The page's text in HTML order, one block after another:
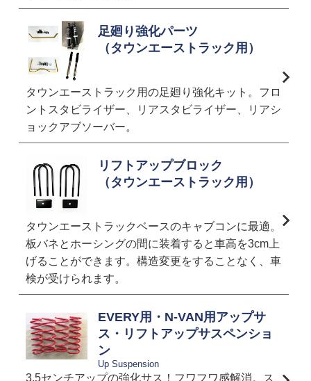
足廻り強化パーツ
（タウンエーストラック用）
タウンエーストラック用の足廻り強化キット。フロ
ントスタビライザー、リアスタビライザー、リアシ
ョックアブソーバー。
リフトアップブロック
（タウンエーストラック用）
タウンエーストラックベースのキャブコンに最適。
板バネとホーシングの間に装着すると車高を3cm上
げることができます。構造変更をすることなく、車
検が受けられます。
EVERY用・N-VAN用アップサ
ス・リフトアップサスペンショ
ン
Up Suspension
3.5センチアップの強化サス！フワフワ感解消。ス